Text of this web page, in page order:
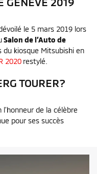
le 5 mars 2019 lors
Salon de l’Auto de
du kiosque Mitsubishi en
2020 restylé.
TOURER?
de la célèbre
pour ses succès